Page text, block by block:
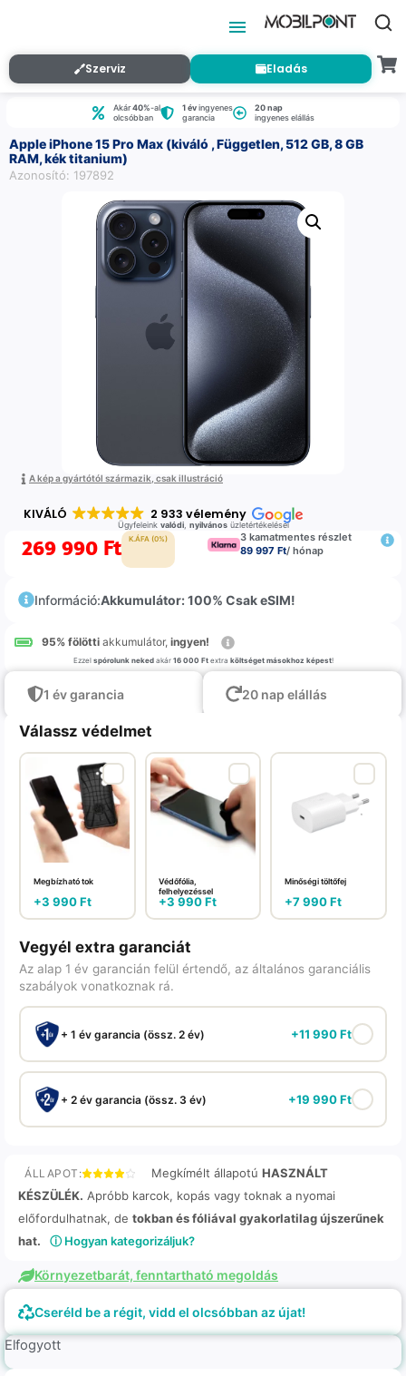
Szerviz Eladás
Akár40%-al
olcsóbban
1 évingyenes
garancia
20 nap
ingyenes elállás
Apple iPhone 15 Pro Max (kiváló , Független, 512 GB, 8 GB
RAM, kék titanium)
Azonosító: 197892
A kép a gyártótól származik, csak illustráció
KIVÁLÓ 2 933 vélemény
Ügyfeleink valódi, nyilvánosüzletértékelései
269 990 Ft K.ÁFA (0%)
3 kamatmentes részlet
89 997 Ft/ hónap
Információ:Akkumulátor: 100% Csak eSIM!
95% fölötti akkumulátor, ingyen!
Ezzel spórolunk nekedakár 16 000 Ftextra költséget másokhoz képest!
1 év garancia 20 nap elállás
Válassz védelmet
Megbízható tok
+3 990Ft
Védőfólia,
felhelyezéssel
+3 990Ft
Minőségi töltőfej
+7 990Ft
Vegyél extra garanciát
Az alap 1 év garancián felül értendő, az általános garanciális
szabályok vonatkoznak rá.
+ 1 év garancia (össz. 2 év) +11 990Ft
+ 2 év garancia (össz. 3 év) +19 990Ft
ÁLLAPOT: Megkímélt állapotú HASZNÁLT
KÉSZÜLÉK. Apróbb karcok, kopás vagy toknak a nyomai
előfordulhatnak, de tokban és fóliával gyakorlatilag újszerűnek
hat.
ⓘ Hogyan kategorizáljuk?
Környezetbarát, fenntartható megoldás
Cseréld be a régit, vidd el olcsóbban az újat!
Elfogyott